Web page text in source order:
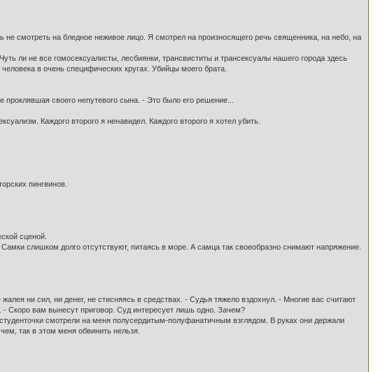
не смотреть на бледное неживое лицо. Я смотрел на произносящего речь священника, на небо, на
ли не все гомосексуалисты, лесбиянки, трансвиститы и трансексуалы нашего города здесь
в очень специфических кругах. Убийцы моего брата.
своего непутевого сына. - Это было его решение...
Каждого второго я ненавидел. Каждого второго я хотел убить.
пингвинов.
сценой.
слишком долго отсутствуют, питаясь в море. А самца так своеобразно снимают напряжение.
ни сил, ни денег, не стисняясь в средствах. - Судья тяжело вздохнул. - Многие вас считают
Скоро вам вынесут приговор. Суд интересует лишь одно. Зачем?
смотрели на меня полусердитым-полуфанатичным взглядом. В руках они держали
так в этом меня обвинить нельзя.